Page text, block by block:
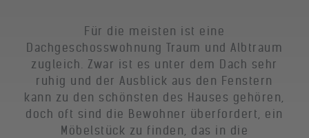
Für die meisten ist eine
Dachgeschosswohnung Traum und Albtraum
zugleich. Zwar ist es unter dem Dach sehr
ruhig und der Ausblick aus den Fenstern
kann zu den schönsten des Hauses gehören,
doch oft sind die Bewohner überfordert, ein
Möbelstück zu finden, das in die